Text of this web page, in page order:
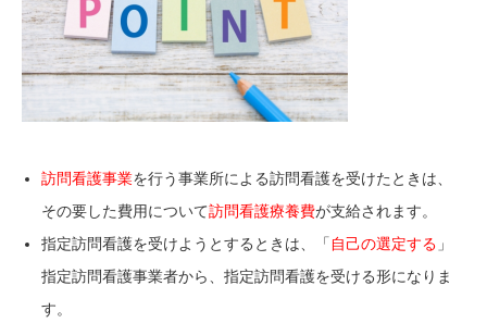
訪問看護事業を行う事業所による訪問看護を受けたときは、
その要した費用について訪問看護療養費が支給されます。
指定訪問看護を受けようとするときは、
「 自己の選定する 」
指定訪問看護事業者から、指定訪問看護を受ける形になりま
す。